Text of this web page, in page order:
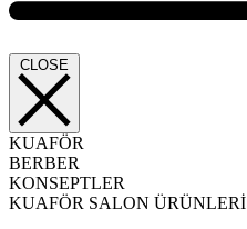
CLOSE
KUAFÖR
BERBER
KONSEPTLER
KUAFÖR SALON ÜRÜNLERİ